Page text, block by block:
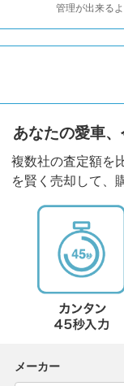
管理が出来る
あなたの愛車、
複数社の査定額を
を賢く売却して、
メーカー